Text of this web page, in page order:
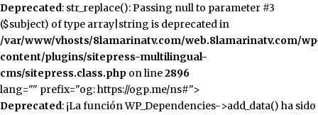
Deprecated: str_replace(): Passing null to parameter #3
($subject) of type array|string is deprecated in
/var/www/vhosts/8lamarinatv.com/web.8lamarinatv.com/
content/plugins/sitepress-multilingual-
cms/sitepress.class.php on line2896
lang="" prefix="og: https://ogp.me/ns#">
Deprecated: ¡La función WP_Dependencies->add_data() ha sido